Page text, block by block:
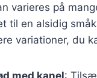
varieres på
til en alsidig
variationer, du
med kanel: